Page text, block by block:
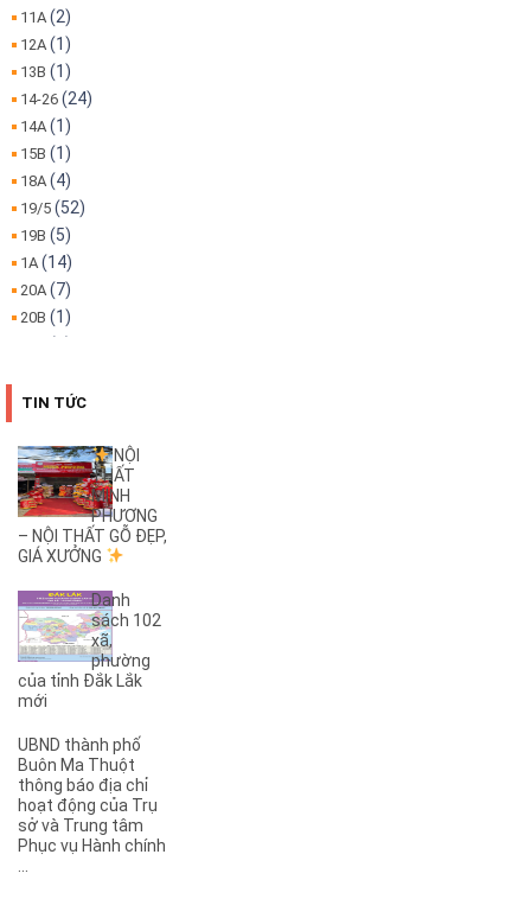
11A (2)
12A (1)
13B (1)
14-26 (24)
14A (1)
15B (1)
18A (4)
19/5 (52)
19B (5)
1A (14)
20A (7)
20B (1)
25B(4)
26B(1)
27B(2)
2KC(1)
30/4(29)
32(1)
32A(1)
3A(1)
3B(3)
3KC (1)
4A(1)
5A(1)
5KC(3)
6A(1)
6B (1)
TIN TỨC
NỘI
THẤT
MINH
PHƯƠNG
– NỘI THẤT GỖ ĐẸP,
GIÁ XƯỞNG
Danh
sách 102
xã,
phường
của tỉnh Đắk Lắk
mới
UBND thành phố
Buôn Ma Thuột
thông báo địa chỉ
hoạt động của Trụ
sở và Trung tâm
Phục vụ Hành chính